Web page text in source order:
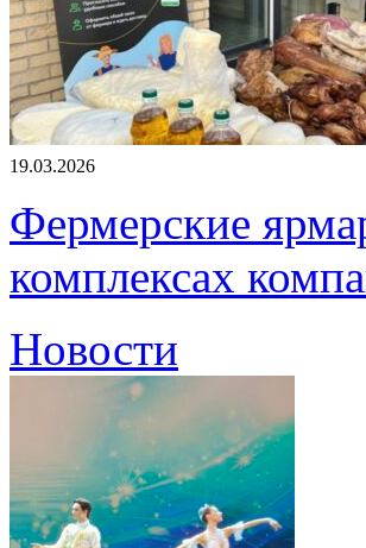
19.03.2026
Фермерские
комплексах
Новости